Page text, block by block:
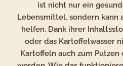
ist nicht nur ein
Lebensmittel, sondern kann
helfen. Dank ihrer
oder das Kartoffelwasser
Kartoffeln auch zum